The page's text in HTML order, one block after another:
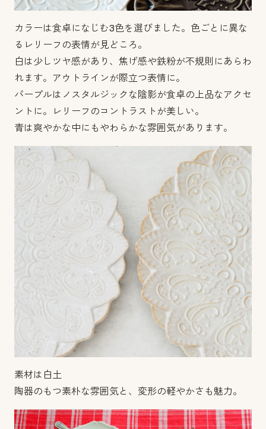
カラーは食卓になじむ3色を選びました。色ごとに異な
るレリーフの表情が見どころ。
白は少しツヤ感があり、焦げ感や鉄粉が不規則にあらわ
れます。アウトラインが際立つ表情に。
パープルはノスタルジックな陰影が食卓の上品なアクセ
ントに。レリーフのコントラストが美しい。
青は爽やかな中にもやわらかな雰囲気があります。
素材は白土
陶器のもつ素朴な雰囲気と、変形の軽やかさも魅力。